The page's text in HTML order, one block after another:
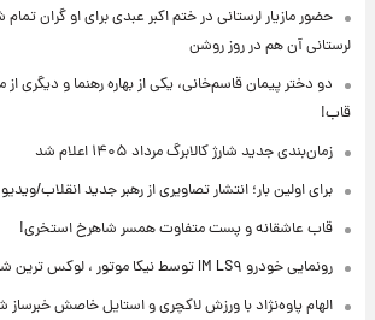
حضور مازیار لرستانی در ختم اکبر عبدی برای او گران تمام
لرستانی آن هم در روز روشن
دو دختر پیمان قاسم‌خانی، یکی از بهاره رهنما و دیگری از
قاب!
زمان‌بندی جدید شارژ کالابرگ مرداد ۱۴۰۵ اعلام شد
برای اولین بار؛ انتشار تصاویری از رهبر جدید انقلاب/ویدیو
قاب عاشقانه و پست متفاوت همسر شاهرخ استخری!
رونمایی خودرو IM LS۹ توسط نیکا موتور ، لوکس ترین شاسی بلند EREV در ایران
الهام پاوه‌نژاد با ورزش لاکچری و استایل خاصش خبرساز